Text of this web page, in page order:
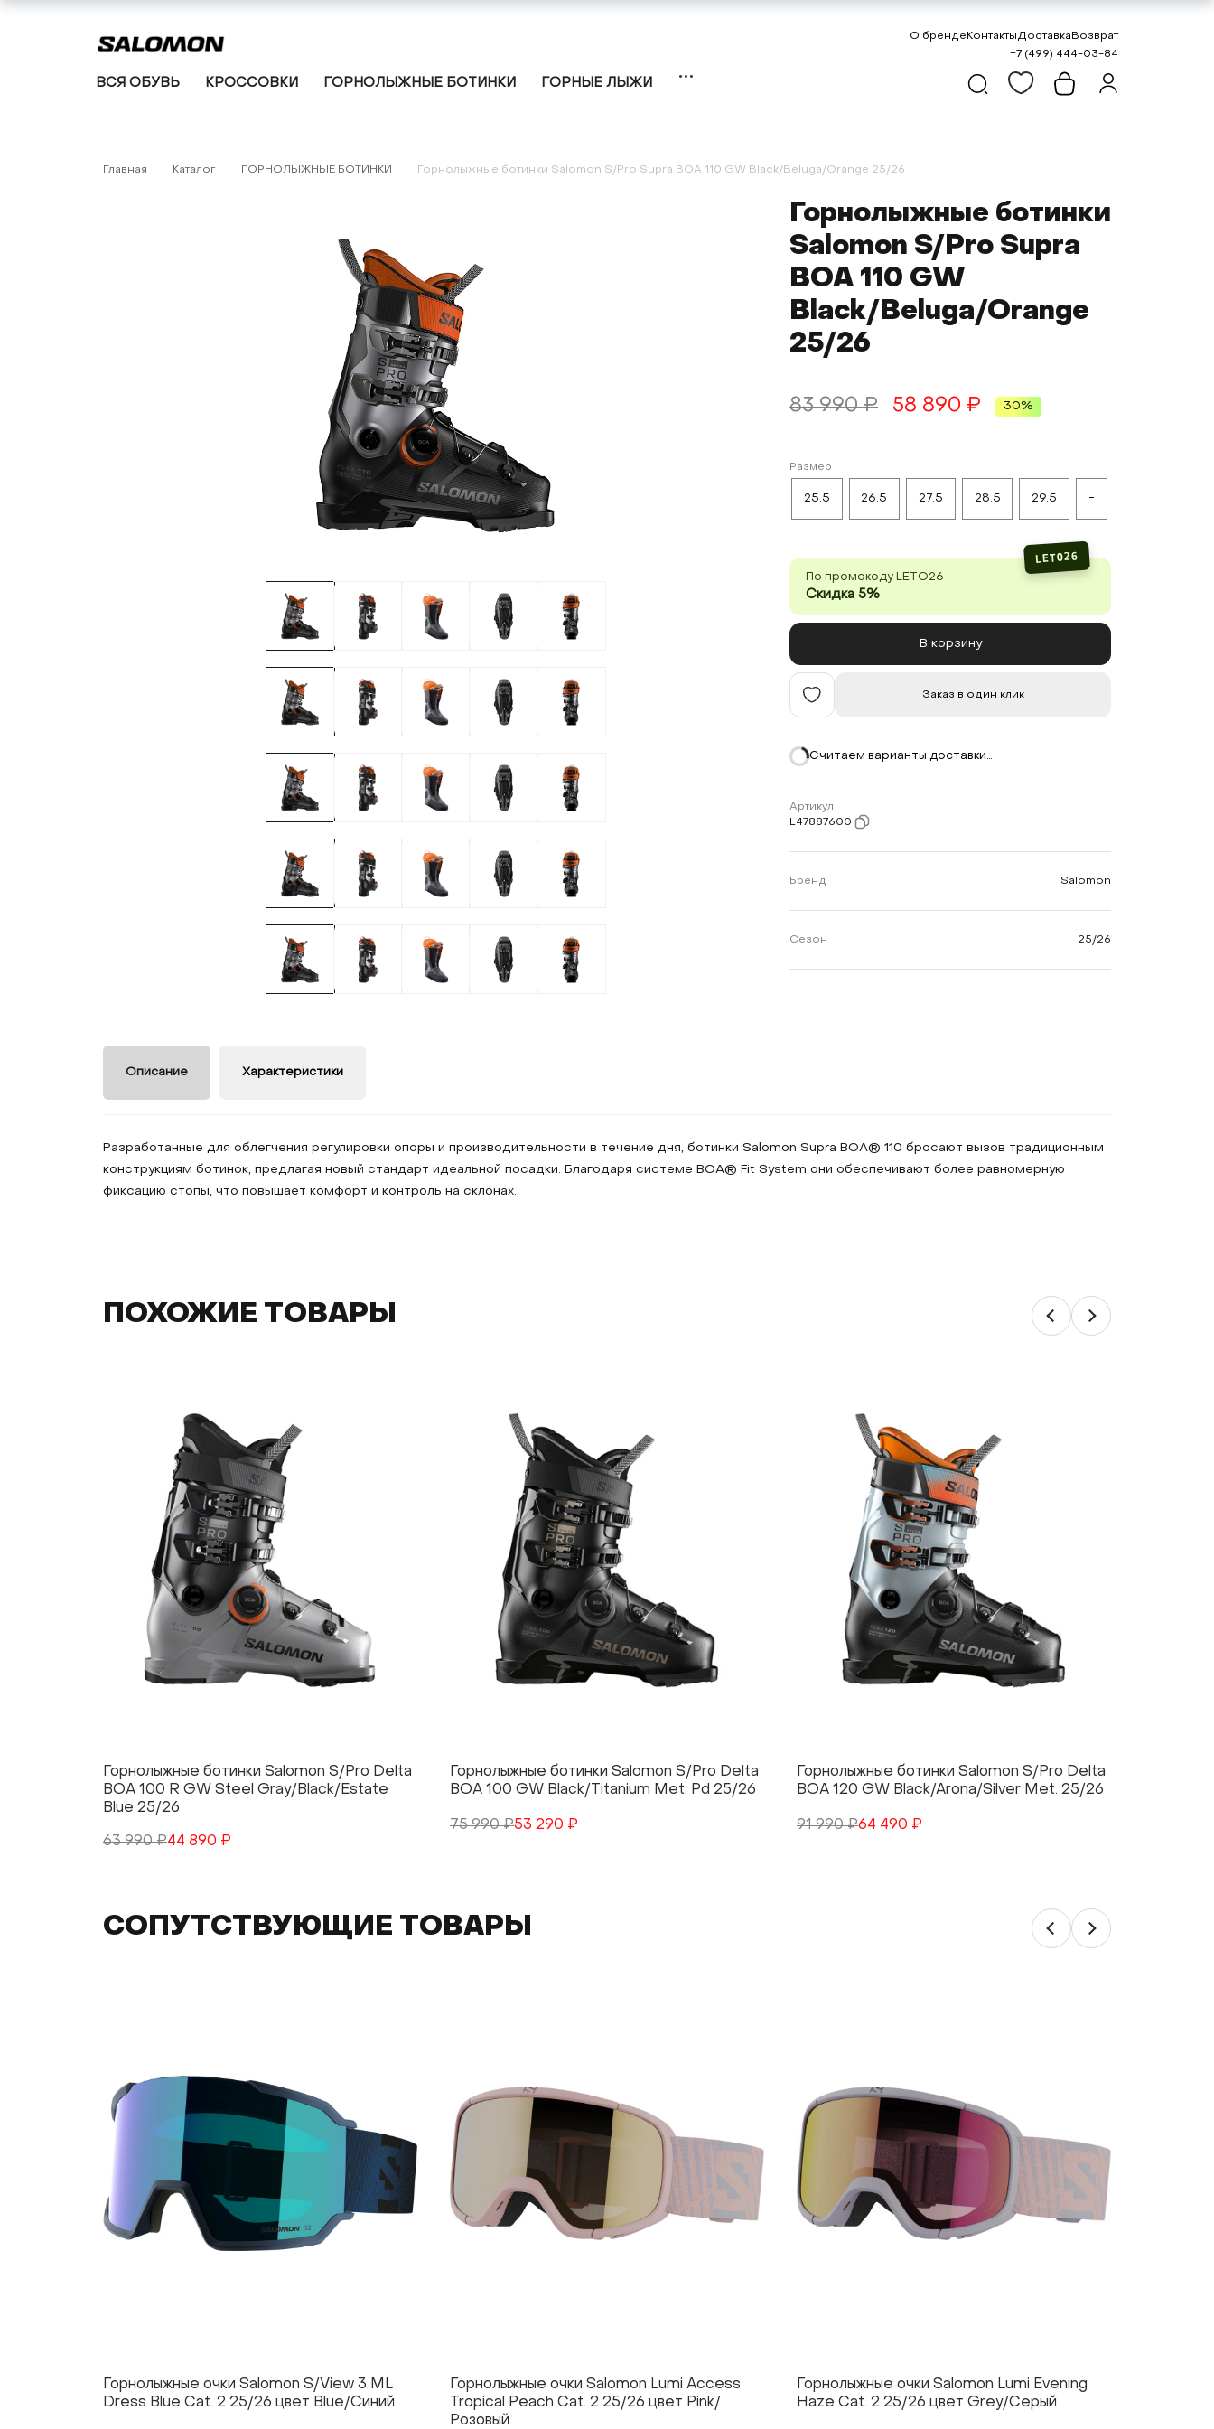
ВСЯ ОБУВЬ КРОССОВКИ ГОРНОЛЫЖНЫЕ БОТИНКИ ГОРНЫЕ ЛЫЖИ
О бренде КонтактыДоставка Возврат
+7 (499) 444-03-84
Главная Каталог ГОРНОЛЫЖНЫЕ БОТИНКИ Горнолыжные ботинки Salomon S/Pro Supra BOA 110 GW Black/Beluga/Orange 25/26
Горнолыжные ботинки
Salomon S/Pro Supra
BOA 110 GW
Black/Beluga/Orange
25/26
83 990 ₽ 58 890 ₽ 30%
Размер
25.5 26.5 27.5 28.5 29.5 -
LETO26
По промокоду LETO26
Скидка 5%
В корзину
Заказ в один клик
Считаем варианты доставки…
Артикул
L47887600
Бренд Salomon
Сезон 25/26
Описание Характеристики
Разработанные для облегчения регулировки опоры и производительности в течение дня, ботинки Salomon Supra BOA® 110 бросают вызов традиционным
конструкциям ботинок, предлагая новый стандарт идеальной посадки. Благодаря системе BOA® Fit System они обеспечивают более равномерную
фиксацию стопы, что повышает комфорт и контроль на склонах.
ПОХОЖИЕ ТОВАРЫ
Горнолыжные ботинки Salomon S/Pro Delta
BOA 100 R GW Steel Gray/Black/Estate
Blue 25/26
63 990 ₽44 890 ₽
Горнолыжные ботинки Salomon S/Pro Delta
BOA 100 GW Black/Titanium Met. Pd 25/26
75 990 ₽53 290 ₽
Горнолыжные ботинки Salomon S/Pro Delta
BOA 120 GW Black/Arona/Silver Met. 25/26
91 990 ₽64 490 ₽
СОПУТСТВУЮЩИЕ ТОВАРЫ
Горнолыжные очки Salomon S/View 3 ML
Dress Blue Cat. 2 25/26 цвет Blue/Синий
Горнолыжные очки Salomon Lumi Access
Tropical Peach Cat. 2 25/26 цвет Pink/
Розовый
Горнолыжные очки Salomon Lumi Evening
Haze Cat. 2 25/26 цвет Grey/Серый